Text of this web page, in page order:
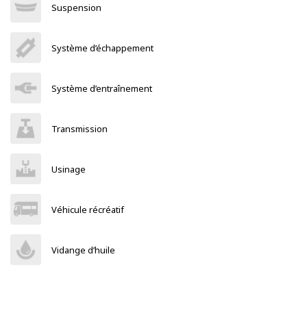
Suspension
Système d’échappement
Système d’entraînement
Transmission
Usinage
Véhicule récréatif
Vidange d’huile